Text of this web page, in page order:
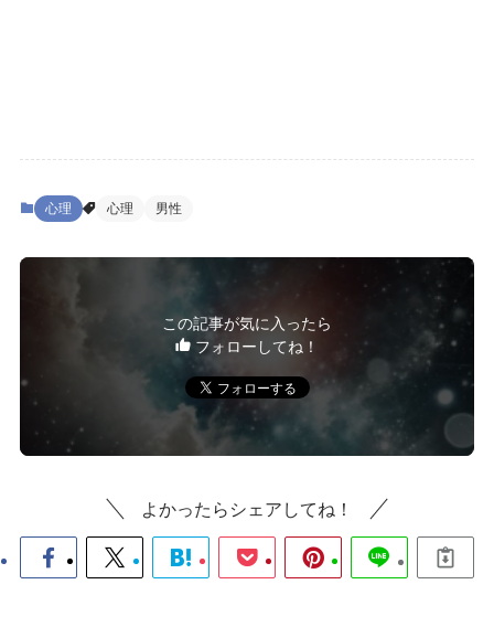
心理 心理 男性
この記事が気に入ったら
フォローしてね！
よかったらシェアしてね！